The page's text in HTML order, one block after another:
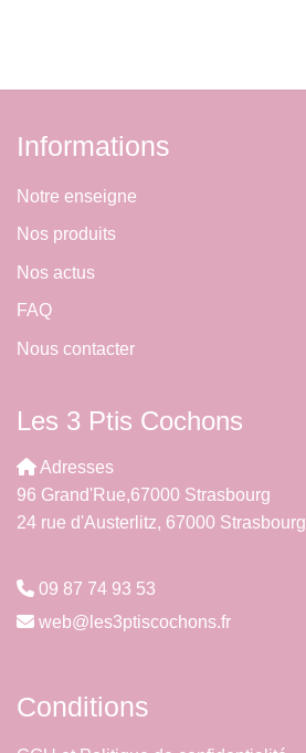
Informations
Notre enseigne
Nos produits
Nos actus
FAQ
Nous contacter
Les 3 Ptis Cochons
Adresses
96 Grand'Rue,67000 Strasbourg
24 rue d'Austerlitz, 67000 Strasbourg
09 87 74 93 53
web@les3ptiscochons.fr
Conditions